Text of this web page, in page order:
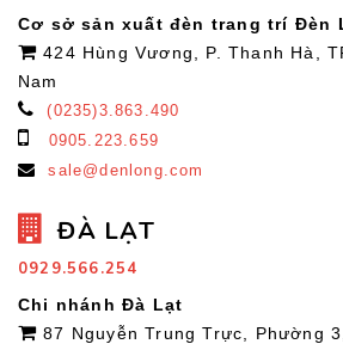
Cơ sở sản xuất đèn trang trí Đèn
424 Hùng Vương, P. Thanh Hà,
Nam
(0235)3.863.490
0905.223.659
sale@denlong.com
ĐÀ LẠT
0929.566.254
Chi nhánh Đà Lạt
87 Nguyễn Trung Trực, Phường